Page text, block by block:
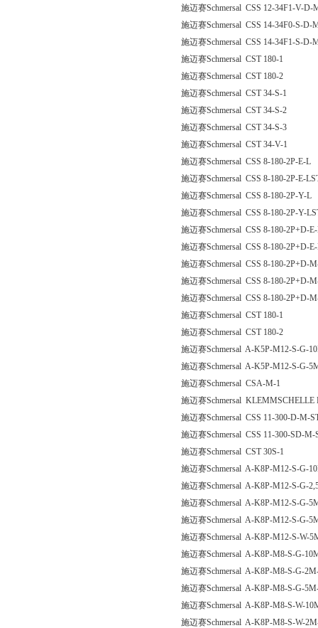
施迈赛Schmersal CSS 12-34F1-V-D-
施迈赛Schmersal CSS 14-34F0-S-D-
施迈赛Schmersal CSS 14-34F1-S-D-
施迈赛Schmersal CST 180-1
施迈赛Schmersal CST 180-2
施迈赛Schmersal CST 34-S-1
施迈赛Schmersal CST 34-S-2
施迈赛Schmersal CST 34-S-3
施迈赛Schmersal CST 34-V-1
施迈赛Schmersal CSS 8-180-2P-E-L
施迈赛Schmersal CSS 8-180-2P-E-
施迈赛Schmersal CSS 8-180-2P-Y-L
施迈赛Schmersal CSS 8-180-2P-Y-
施迈赛Schmersal CSS 8-180-2P+D-
施迈赛Schmersal CSS 8-180-2P+D-
施迈赛Schmersal CSS 8-180-2P+D-
施迈赛Schmersal CSS 8-180-2P+D-
施迈赛Schmersal CSS 8-180-2P+D-
施迈赛Schmersal CST 180-1
施迈赛Schmersal CST 180-2
施迈赛Schmersal A-K5P-M12-S-G-
施迈赛Schmersal A-K5P-M12-S-G-
施迈赛Schmersal CSA-M-1
施迈赛Schmersal KLEMMSCHELLE
施迈赛Schmersal CSS 11-300-D-M-
施迈赛Schmersal CSS 11-300-SD-M-
施迈赛Schmersal CST 30S-1
施迈赛Schmersal A-K8P-M12-S-G-
施迈赛Schmersal A-K8P-M12-S-G-
施迈赛Schmersal A-K8P-M12-S-G-
施迈赛Schmersal A-K8P-M12-S-G-
施迈赛Schmersal A-K8P-M12-S-W-
施迈赛Schmersal A-K8P-M8-S-G-
施迈赛Schmersal A-K8P-M8-S-G-
施迈赛Schmersal A-K8P-M8-S-G-
施迈赛Schmersal A-K8P-M8-S-W-
施迈赛Schmersal A-K8P-M8-S-W-